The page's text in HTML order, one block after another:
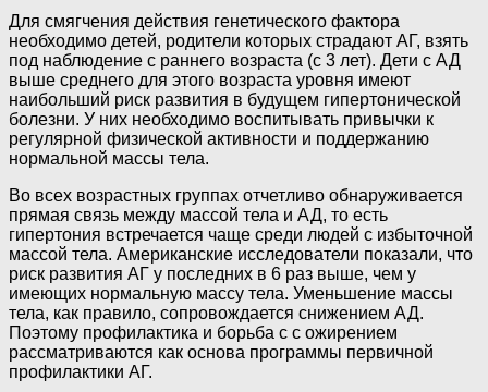
Для смягчения действия генетического фактора
необходимо детей, родители которых страдают АГ, взять
под наблюдение с раннего возраста (с 3 лет). Дети с АД
выше среднего для этого возраста уровня имеют
наибольший риск развития в будущем гипертонической
болезни. У них необходимо воспитывать привычки к
регулярной физической активности и поддержанию
нормальной массы тела.
Во всех возрастных группах отчетливо обнаруживается
прямая связь между массой тела и АД, то есть
гипертония встречается чаще среди людей с избыточной
массой тела. Американские исследователи показали, что
риск развития АГ у последних в 6 раз выше, чем у
имеющих нормальную массу тела. Уменьшение массы
тела, как правило, сопровождается снижением АД.
Поэтому профилактика и борьба с с ожирением
рассматриваются как основа программы первичной
профилактики АГ.